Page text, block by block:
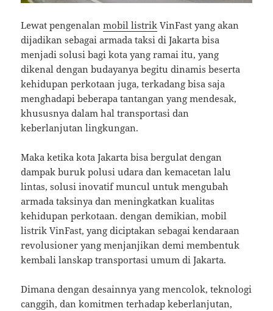
Lewat pengenalanmobil listrik VinFast yang akan
dijadikan sebagai armada taksi di Jakarta bisa
menjadi solusi bagi kota yang ramai itu, yang
dikenal dengan budayanya begitu dinamis beserta
kehidupan perkotaan juga, terkadang bisa saja
menghadapi beberapa tantangan yang mendesak,
khususnya dalam hal transportasi dan
keberlanjutan lingkungan.
Maka ketika kota Jakarta bisa bergulat dengan
dampak buruk polusi udara dan kemacetan lalu
lintas, solusi inovatif muncul untuk mengubah
armada taksinya dan meningkatkan kualitas
kehidupan perkotaan. dengan demikian, mobil
listrik VinFast, yang diciptakan sebagai kendaraan
revolusioner yang menjanjikan demi membentuk
kembali lanskap transportasi umum di Jakarta.
Dimana dengan desainnya yang mencolok, teknologi
canggih, dan komitmen terhadap keberlanjutan,